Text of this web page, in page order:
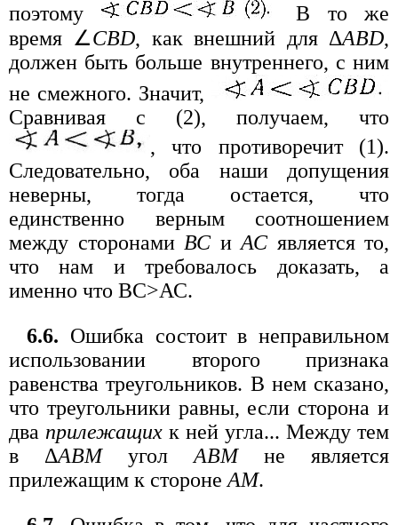
поэтому
В то же
время ∠CBD, как внешний для ΔABD,
должен быть больше внутреннего, с ним
не смежного. Значит,
Сравнивая с (2), получаем, что
, что противоречит (1).
Следовательно, оба наши допущения
неверны, тогда остается, что
единственно верным соотношением
между сторонами ВС и АС является то,
что нам и требовалось доказать, а
именно что ВС>АС.
6.6. Ошибка состоит в неправильном
использовании второго признака
равенства треугольников. В нем сказано,
что треугольники равны, если сторона и
два прилежащих к ней угла... Между тем
в ΔАВМугол АВМне является
прилежащим к стороне AM.